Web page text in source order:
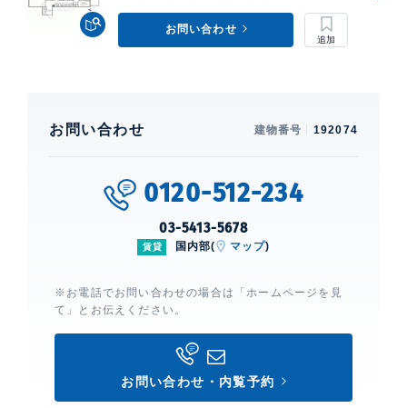
お問い合わせ
お問い合わせ 建物番号 192074
0120-512-234
03-5413-5678
賃貸 国内部( マップ)
※お電話でお問い合わせの場合は「ホームページを見
て」とお伝えください。
お問い合わせ・内覧予約